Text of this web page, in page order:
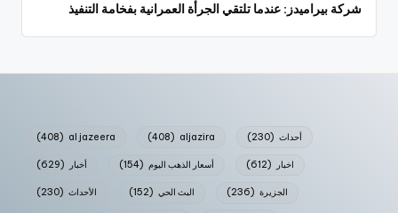
شركة بيراميدز: عندما تلتقي الجرأة العمرانية بفخامة التنفيذ
al jazeera
(408) aljazira
(408) أحداث (230)
أخبار (629) أسعار الذهب اليوم (154) اخبار (612)
الأحداث (230) البث الحي (152) الجزيرة (236)